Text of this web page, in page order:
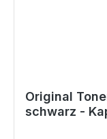
Original
schwarz -